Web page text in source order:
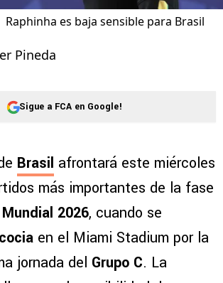
Raphinha es baja sensible para Brasil
Pineda
Sigue a FCA en Google!
Brasil afrontará este miércoles
más importantes de la fase
Mundial 2026, cuando se
en el Miami Stadium por la
jornada del Grupo C. La